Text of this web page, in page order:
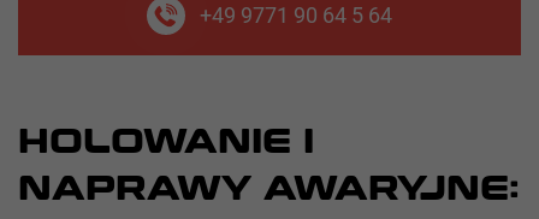
+49 9771 90 64 5 64
HOLOWANIE I
NAPRAWY AWARYJNE: